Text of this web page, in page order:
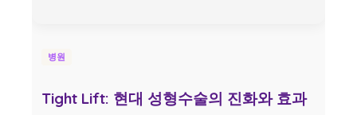
병원
Tight Lift: 현대 성형수술의 진화와 효과